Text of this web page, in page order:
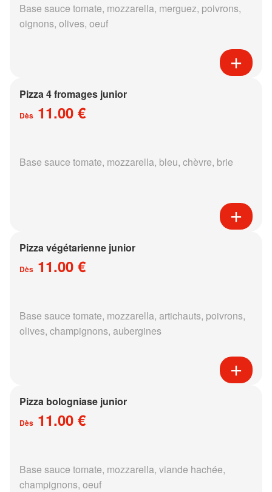
Base sauce tomate, mozzarella, merguez, poivrons,
oignons, olives, oeuf
Pizza 4 fromages junior
Dès 11.00 €
Base sauce tomate, mozzarella, bleu, chèvre, brie
Pizza végétarienne junior
Dès 11.00 €
Base sauce tomate, mozzarella, artichauts, poivrons,
olives, champignons, aubergines
Pizza bologniase junior
Dès 11.00 €
Base sauce tomate, mozzarella, viande hachée,
champignons, oeuf